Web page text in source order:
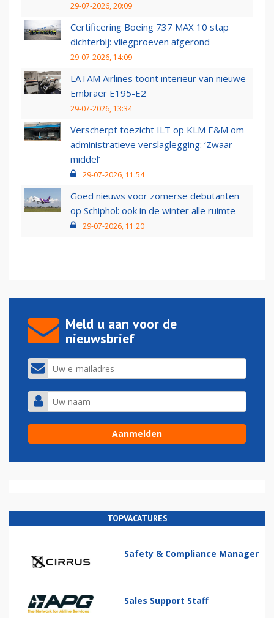
29-07-2026, 20:09
Certificering Boeing 737 MAX 10 stap
dichterbij: vliegproeven afgerond
29-07-2026, 14:09
LATAM Airlines toont interieur van nieuwe
Embraer E195-E2
29-07-2026, 13:34
Verscherpt toezicht ILT op KLM E&M om
administratieve verslaglegging: ‘Zwaar
middel’
29-07-2026, 11:54
Goed nieuws voor zomerse debutanten
op Schiphol: ook in de winter alle ruimte
29-07-2026, 11:20
Meld u aan voor de
nieuwsbrief
TOPVACATURES
Safety & Compliance Manager
Sales Support Staff